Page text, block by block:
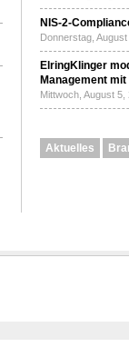
NIS-2-
Donnerstag,
ElringKlinger
Management
Mittwoch, August
Aktuelles